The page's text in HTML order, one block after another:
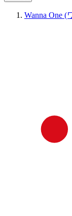
Wanna One (